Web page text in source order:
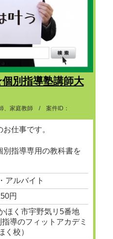
別指導塾講師大
、家庭教師 / 案件ID：
仕事です。
別指導専用の教科書を
アルバイト
円
ほく市宇野気リ5番地
導のフィットアカデミ
校）